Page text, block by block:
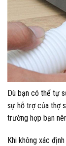
Dù bạn có thể tự
sự hỗ trợ của thợ
trường hợp bạn
Khi không xác